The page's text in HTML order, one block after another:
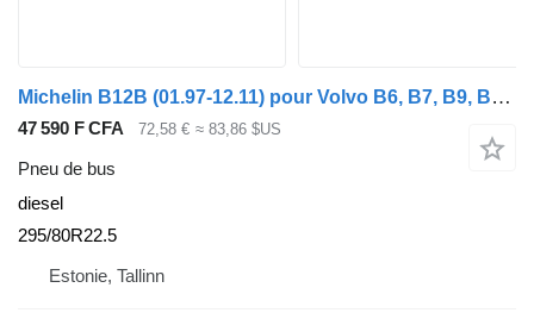
Michelin B12B (01.97-12.11) pour Volvo B6, B7, B9, B10, B12 bus (1978-2011)
47 590 F CFA 72,58 € ≈ 83,86 $US
Pneu de bus
diesel
295/80R22.5
Estonie, Tallinn